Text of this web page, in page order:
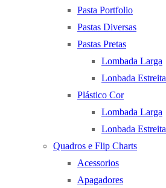
Pasta Portfolio
Pastas Diversas
Pastas Pretas
Lombada Larga
Lonbada Estreita
Plástico Cor
Lombada Larga
Lonbada Estreita
Quadros e Flip Charts
Acessorios
Apagadores